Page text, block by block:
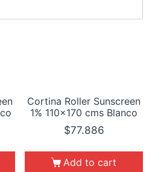
Cortina Roller Sunscreen
1% 110×170 cms Blanco
$77.886
Add to cart